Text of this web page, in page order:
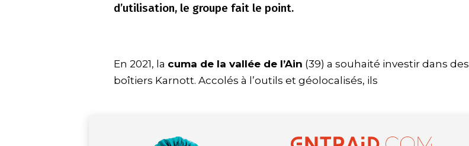
d’utilisation, le groupe fait le point.
En 2021, la cuma de la vallée de l’Ain (39) a souhaité investir dans des
boîtiers Karnott. Accolés à l’outils et géolocalisés, ils